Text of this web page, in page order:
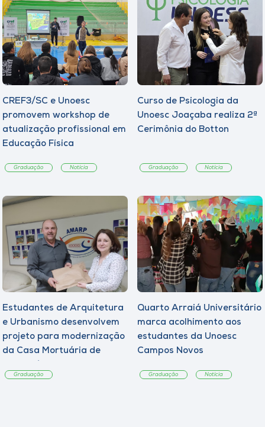
CREF3/SC e Unoesc
promovem workshop de
atualização profissional em
Educação Física
Graduação Notícia
Curso de Psicologia da
Unoesc Joaçaba realiza 2ª
Cerimônia do Botton
Graduação Notícia
Estudantes de Arquitetura
e Urbanismo desenvolvem
projeto para modernização
da Casa Mortuária de
Graduação
Quarto Arraiá Universitário
marca acolhimento aos
estudantes da Unoesc
Campos Novos
Graduação Notícia